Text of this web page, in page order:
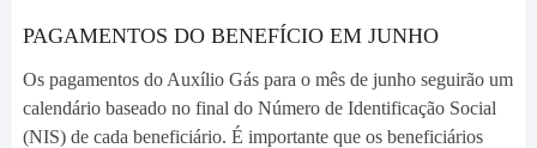
PAGAMENTOS DO BENEFÍCIO EM JUNHO
Os pagamentos do Auxílio Gás para o mês de junho seguirão um
calendário baseado no final do Número de Identificação Social
(NIS) de cada beneficiário. É importante que os beneficiários